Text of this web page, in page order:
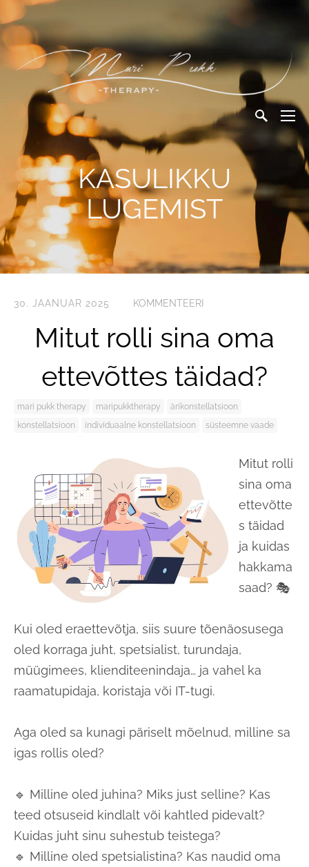
KASULIKKU
LUGEMIST
30. JAANUAR 2025 KOMMENTEERI
Mitut rolli sina oma
ettevõttes täidad?
mari pukk therapy maripukktherapy
ärikonstellatsioon
konstellatsioon
individuaalne konstellatsioon süsteemne vaade
Mitut rolli
sina oma
ettevõtte
s täidad
ja kuidas
hakkama
saad? 🎭
Kui oled eraettevõtja, siis suure tõenäosusega
oled korraga juht, spetsialist, turundaja,
müügimees, klienditeenindaja… ja vahel ka
raamatupidaja, koristaja või IT-tugi.
Aga oled sa kunagi päriselt mõelnud, milline sa
igas rollis oled?
🔹 Milline oled juhina? Miks just selline? Kas
teed otsuseid kindlalt või kahtled pidevalt?
Kuidas juht sinu suhestub teistega?
🔹 Milline oled spetsialistina? Kas naudid oma